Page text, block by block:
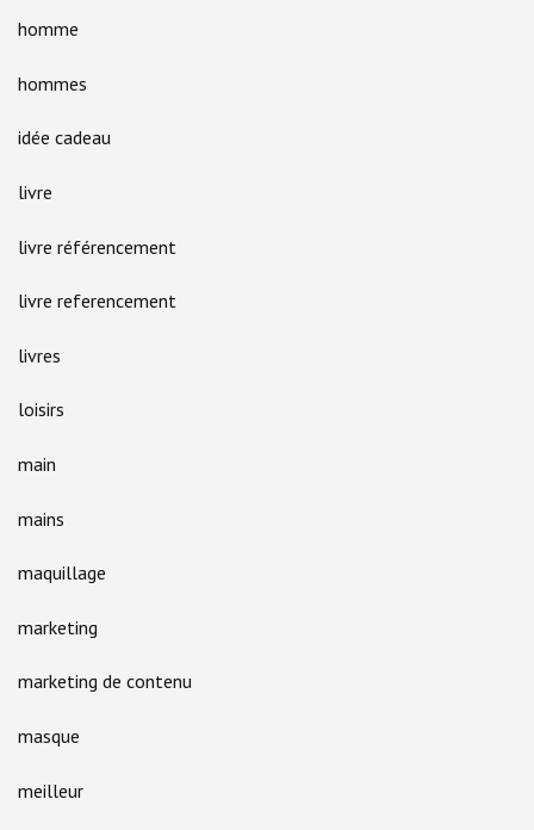
homme
hommes
idée cadeau
livre
livre référencement
livre referencement
livres
loisirs
main
mains
maquillage
marketing
marketing de contenu
masque
meilleur